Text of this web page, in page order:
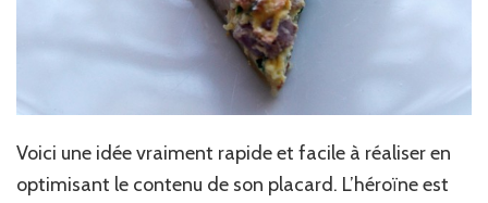
Voici une idée vraiment rapide et facile à réaliser en
optimisant le contenu de son placard. L’héroïne est